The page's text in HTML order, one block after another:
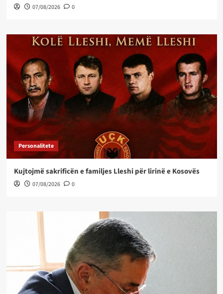
07/08/2026 0
Personalitete
Kujtojmë sakrificën e familjes Lleshi për lirinë e Kosovës
07/08/2026 0